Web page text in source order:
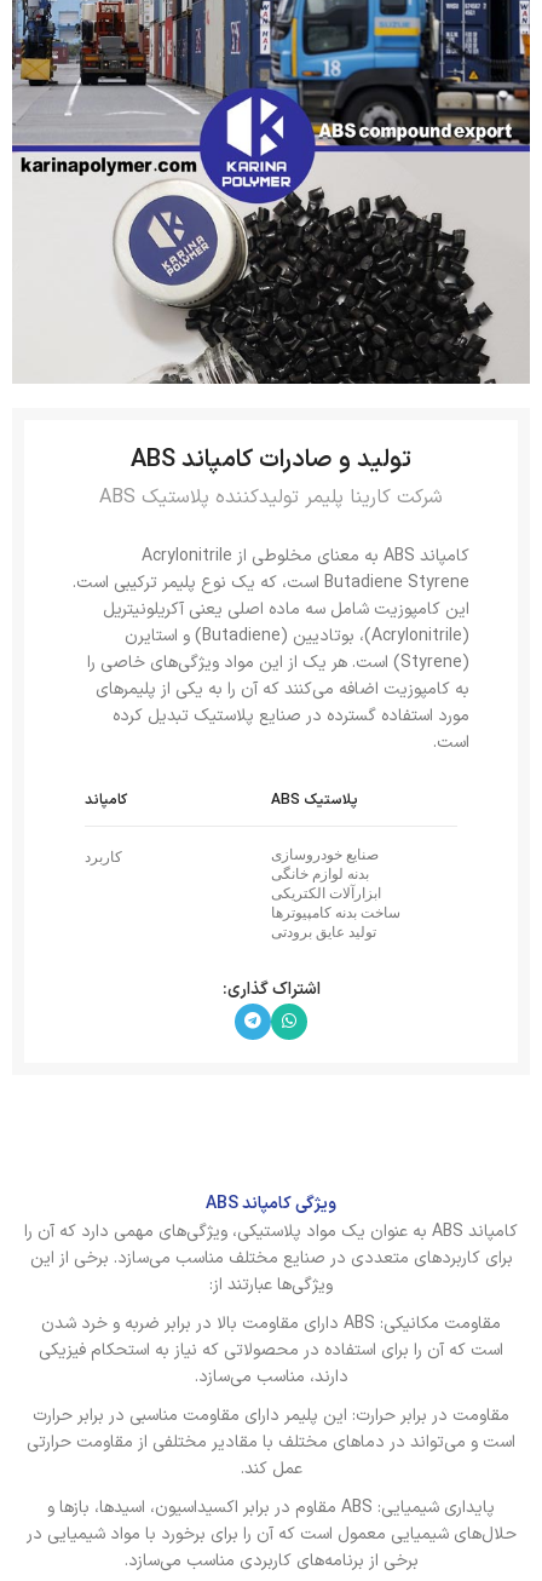
تولید و صادرات کامپاند ABS
شرکت کارینا پلیمر تولیدکننده پلاستیک ABS
کامپاند ABS به معنای مخلوطی از Acrylonitrile
Butadiene Styrene است، که یک نوع پلیمر ترکیبی است.
این کامپوزیت شامل سه ماده اصلی یعنی آکریلونیتریل
(Acrylonitrile)، بوتادیین (Butadiene) و استایرن
(Styrene) است. هر یک از این مواد ویژگی‌های خاصی را
به کامپوزیت اضافه می‌کنند که آن را به یکی از پلیمرهای
مورد استفاده گسترده در صنایع پلاستیک تبدیل کرده
است.
پلاستیک ABS کامپاند
صنایع خودروسازی
بدنه لوازم خانگی
ابزارآلات الکتریکی
ساخت بدنه کامپیوترها
تولید عایق برودتی
کاربرد
اشتراک گذاری:
ویژگی کامپاند ABS
کامپاند ABS به عنوان یک مواد پلاستیکی، ویژگی‌های مهمی دارد که آن را
برای کاربردهای متعددی در صنایع مختلف مناسب می‌سازد. برخی از این
ویژگی‌ها عبارتند از:
مقاومت مکانیکی: ABS دارای مقاومت بالا در برابر ضربه و خرد شدن
است که آن را برای استفاده در محصولاتی که نیاز به استحکام فیزیکی
دارند، مناسب می‌سازد.
مقاومت در برابر حرارت: این پلیمر دارای مقاومت مناسبی در برابر حرارت
است و می‌تواند در دماهای مختلف با مقادیر مختلفی از مقاومت حرارتی
عمل کند.
پایداری شیمیایی: ABS مقاوم در برابر اکسیداسیون، اسیدها، بازها و
حلال‌های شیمیایی معمول است که آن را برای برخورد با مواد شیمیایی در
برخی از برنامه‌های کاربردی مناسب می‌سازد.